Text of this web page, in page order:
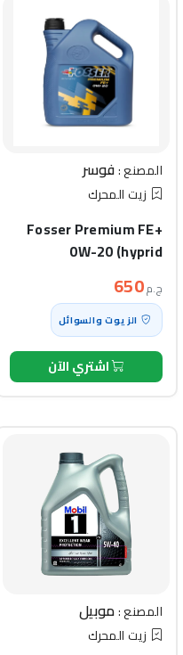
المصنع :فوسر
زيت المحرك
Fosser Premium FE+
0W-20 (hyprid
(1L)
ج.م650
الزيوت والسوائل
اشتري الآن
المصنع :موبيل
زيت المحرك